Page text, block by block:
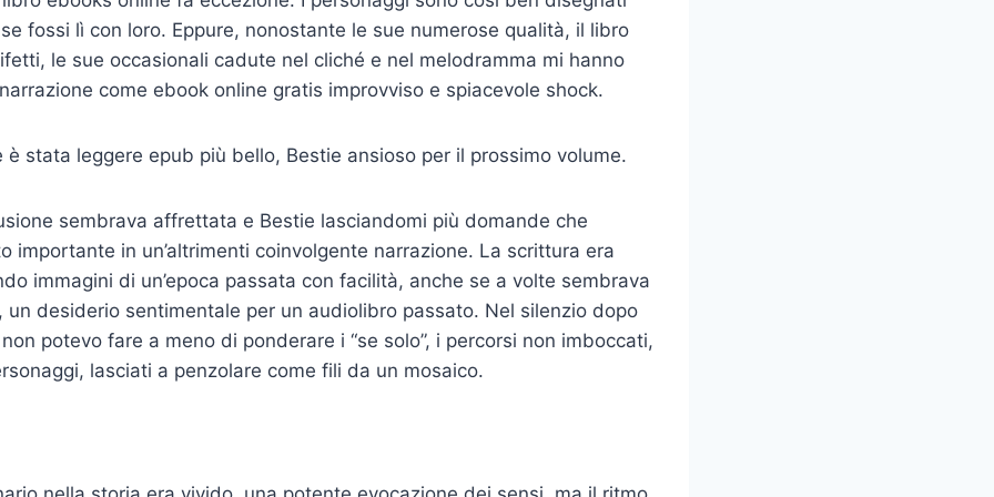
fossi lì con loro. Eppure, nonostante le sue numerose qualità, il libro
le sue occasionali cadute nel cliché e nel melodramma mi hanno
come ebook online gratis improvviso e spiacevole shock.
è stata leggere epub più bello, Bestie ansioso per il prossimo volume.
sembrava affrettata e Bestie lasciandomi più domande che
importante in un’altrimenti coinvolgente narrazione. La scrittura era
immagini di un’epoca passata con facilità, anche se a volte sembrava
un desiderio sentimentale per un audiolibro passato. Nel silenzio dopo
potevo fare a meno di ponderare i “se solo”, i percorsi non imboccati,
lasciati a penzolare come fili da un mosaico.